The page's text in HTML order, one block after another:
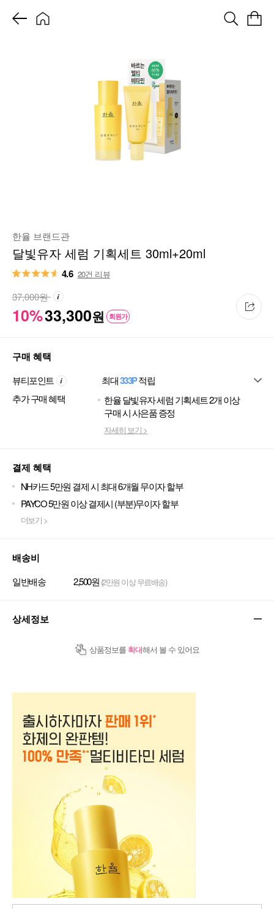
한율 브랜드관
달빛유자 세럼 기획세트 30ml+20ml
4.6 20건 리뷰
10%33,300원 회원가
37,000원
구매 혜택
뷰티포인트 최대333P적립
추가 구매 혜택
한율 달빛유자 세럼 기획세트 2개 이상
구매 시 사은품 증정
자세히 보기 >
결제 혜택
NH카드 5만원 결제 시 최대 6개월 무이자 할부
PAYCO 5만원 이상 결제시 (부분)무이자 할부
더보기 >
배송비
일반배송 2,500원 (2만원 이상 무료배송)
상세정보
상품정보를 확대해서 볼 수 있어요